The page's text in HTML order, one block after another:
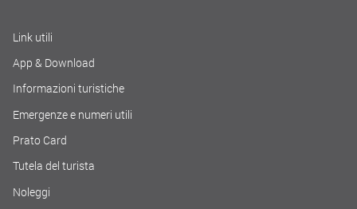
Link utili
App & Download
Informazioni turistiche
Emergenze e numeri utili
Prato Card
Tutela del turista
Noleggi